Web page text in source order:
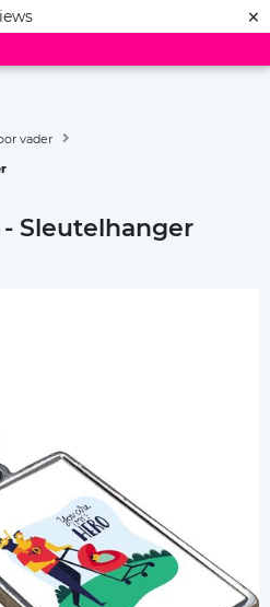
×
vader
Sleutelhanger